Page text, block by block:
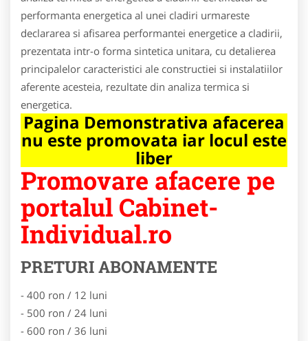
performanta energetica al unei cladiri urmareste
declararea si afisarea performantei energetice a cladirii,
prezentata intr-o forma sintetica unitara, cu detalierea
principalelor caracteristici ale constructiei si instalatiilor
aferente acesteia, rezultate din analiza termica si
energetica.
Pagina Demonstrativa afacerea
nu este promovata iar locul este
liber
Promovare afacere pe
portalul Cabinet-
Individual.ro
PRETURI ABONAMENTE
- 400 ron / 12 luni
- 500 ron / 24 luni
- 600 ron / 36 luni